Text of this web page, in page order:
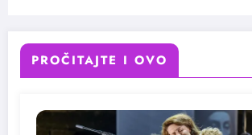
PROČITAJTE I OVO